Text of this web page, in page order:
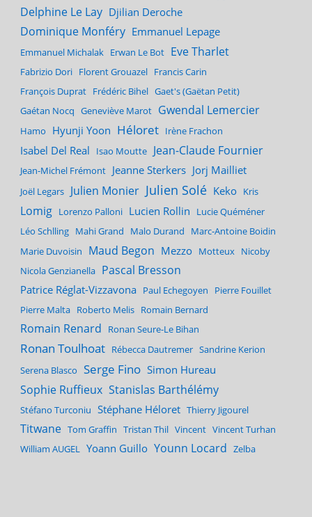
Delphine Le Lay Djilian Deroche
Dominique Monféry Emmanuel Lepage
Emmanuel Michalak Erwan Le Bot Eve Tharlet
Fabrizio Dori Florent Grouazel Francis Carin
François Duprat Frédéric Bihel Gaet's (Gaëtan Petit)
Gaétan Nocq Geneviève Marot Gwendal Lemercier
Hamo Hyunji Yoon Héloret Irène Frachon
Isabel Del Real Isao Moutte Jean-Claude Fournier
Jean-Michel Frémont Jeanne Sterkers Jorj Mailliet
Joël Legars Julien Monier Julien Solé Keko Kris
Lomig Lorenzo Palloni Lucien Rollin
Lucie Quéméner
Léo Schlling Mahi Grand Malo Durand
Marc-Antoine Boidin
Marie Duvoisin
Maud Begon Mezzo Motteux Nicoby
Nicola Genzianella Pascal Bresson
Patrice Réglat-Vizzavona Paul Echegoyen
Pierre Fouillet
Pierre Malta Roberto Melis Romain Bernard
Romain Renard Ronan Seure-Le Bihan
Ronan Toulhoat Rébecca Dautremer Sandrine Kerion
Serena Blasco Serge Fino Simon Hureau
Sophie Ruffieux Stanislas Barthélémy
Stéfano Turconiu Stéphane Héloret Thierry Jigourel
Titwane Tom Graffin Tristan Thil Vincent Vincent Turhan
William AUGEL Yoann Guillo Younn Locard Zelba